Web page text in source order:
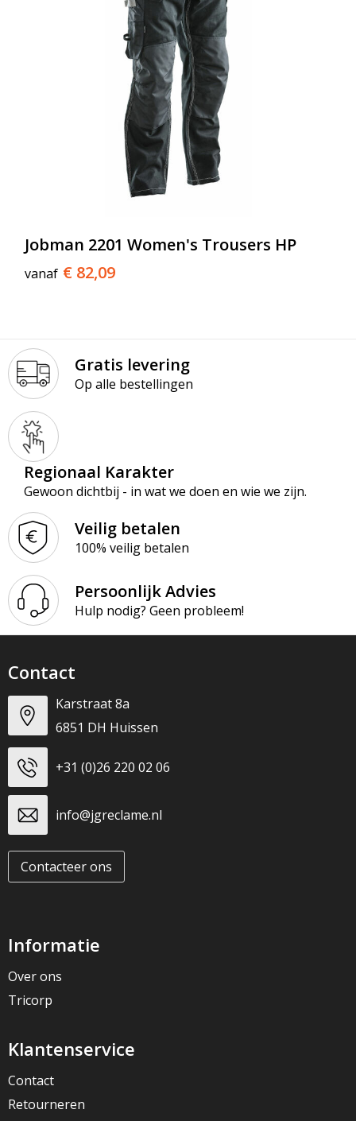
Jobman 2201 Women's Trousers HP
vanaf € 82,09
Gratis levering
Op alle bestellingen
Regionaal Karakter
Gewoon dichtbij - in wat we doen en wie we zijn.
Veilig betalen
100% veilig betalen
Persoonlijk Advies
Hulp nodig? Geen probleem!
Contact
Karstraat 8a
6851 DH Huissen
+31 (0)26 220 02 06
info@jgreclame.nl
Contacteer ons
Informatie
Over ons
Tricorp
Klantenservice
Contact
Retourneren